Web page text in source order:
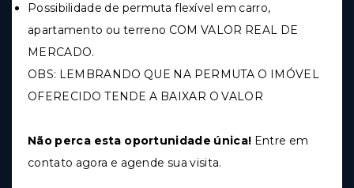
Possibilidade de permuta flexível em carro,
apartamento ou terreno COM VALOR REAL DE
MERCADO.
OBS: LEMBRANDO QUE NA PERMUTA O IMÓVEL
OFERECIDO TENDE A BAIXAR O VALOR
Não perca esta oportunidade única! Entre em
contato agora e agende sua visita.